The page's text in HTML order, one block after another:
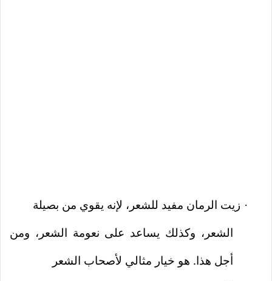
· زيت الرمان مفيد للشعر، لإنه يقوي من بصيلة
الشعر، وكذلك يساعد على نعومة الشعر، ومن
أجل هذا. هو خيار مثالي لأصحاب الشعر